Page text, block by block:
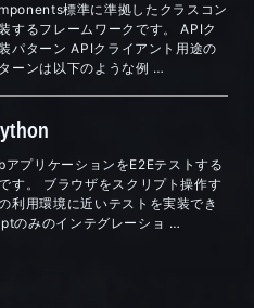
標準に準拠したクラスコン
するフレームワークです。 APIク
パターン APIクライアント用途の
ーンは以下のような例 …
プリケーションをE2Eテストする
す。 ブラウザをスクリプト操作す
利用環境に近いテストを実装でき
のみのインテグレーショ …